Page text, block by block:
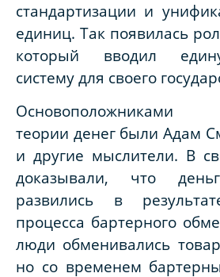
стандартизации и
единиц. Так появилась
который вводил
систему для своего
Основоположниками
теории денег были Адам
и другие мыслители. В
доказывали, что
развились в
процесса бартерного
люди обменивались
но со временем